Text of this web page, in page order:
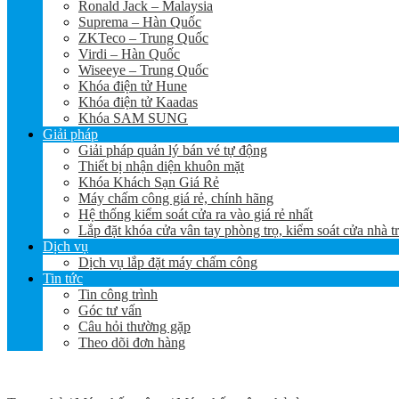
Ronald Jack – Malaysia
Suprema – Hàn Quốc
ZKTeco – Trung Quốc
Virdi – Hàn Quốc
Wiseeye – Trung Quốc
Khóa điện tử Hune
Khóa điện tử Kaadas
Khóa SAM SUNG
Giải pháp
Giải pháp quản lý bán vé tự động
Thiết bị nhận diện khuôn mặt
Khóa Khách Sạn Giá Rẻ
Máy chấm công giá rẻ, chính hãng
Hệ thống kiểm soát cửa ra vào giá rẻ nhất
Lắp đặt khóa cửa vân tay phòng trọ, kiểm soát cửa nhà
Dịch vụ
Dịch vụ lắp đặt máy chấm công
Tin tức
Tin công trình
Góc tư vấn
Câu hỏi thường gặp
Theo dõi đơn hàng